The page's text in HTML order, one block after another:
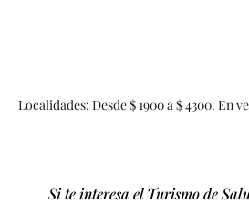
Localidades: Desde $ 1900 a $ 4300. En
Si te interesa el Turismo de